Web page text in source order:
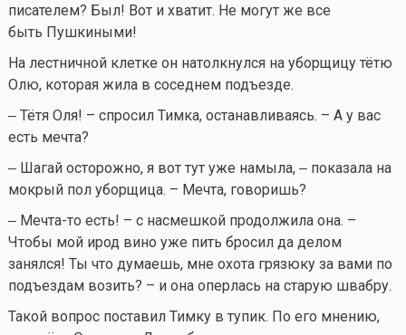
писателем? Был! Вот и хватит. Не могут же все
быть Пушкиными!
На лестничной клетке он натолкнулся на уборщицу тётю
Олю, которая жила в соседнем подъезде.
‒ Тётя Оля! – спросил Тимка, останавливаясь. – А у вас
есть мечта?
‒ Шагай осторожно, я вот тут уже намыла, ‒ показала на
мокрый пол уборщица. – Мечта, говоришь?
‒ Мечта-то есть! – с насмешкой продолжила она. –
Чтобы мой ирод вино уже пить бросил да делом
занялся! Ты что думаешь, мне охота грязюку за вами по
подъездам возить? – и она оперлась на старую швабру.
Такой вопрос поставил Тимку в тупик. По его мнению,